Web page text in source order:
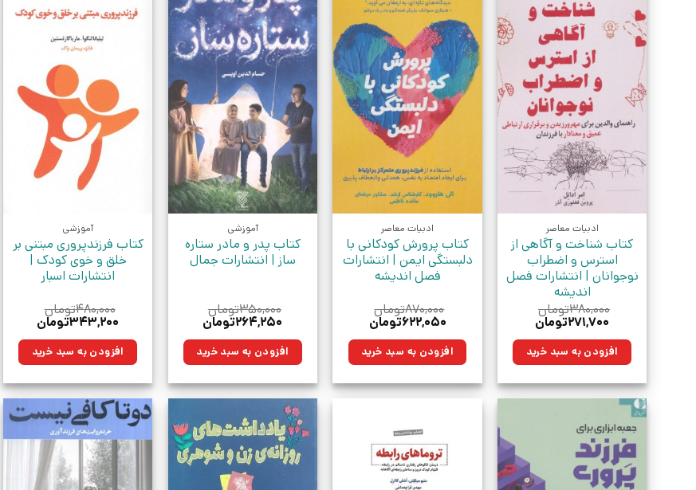
ادبیات معاصر
کتاب شناخت و آگاهی از
استرس و اضطراب
نوجوانان | انتشارات فصل
اندیشه
۳۸۰,۰۰۰تومان
قیمت
۳۸۰,۰۰۰تومان
بود.
۲۷۱,۷۰۰تومانقیمت
۲۷۱,۷۰۰تومان.افزودن به سبد خرید
ادبیات معاصر
کتاب پرورش کودکانی با
دلبستگی ایمن | انتشارات
فصل اندیشه
۸۷۰,۰۰۰تومان
قیمت
۸۷۰,۰۰۰تومان
بود.
۶۲۲,۰۵۰تومان
۶۲۲,۰۵۰تومان.افزودن به سبد خرید
آموزشی
کتاب پدر و مادر ستاره
ساز | انتشارات جمال
۳۵۰,۰۰۰تومان
قیمت
۳۵۰,۰۰۰تومان
بود.
۲۶۴,۲۵۰تومانقیمت
۲۶۴,۲۵۰تومان.افزودن به سبد خرید
آموزشی
کتاب فرزندپروری مبتنی بر
خلق و خوی کودک |
انتشارات اسبار
۴۸۰,۰۰۰تومان
قیمت
۴۸۰,۰۰۰تومان
بود.
۳۴۳,۲۰۰تومانقیمت
۳۴۳,۲۰۰تومان.افزودن به سبد خرید